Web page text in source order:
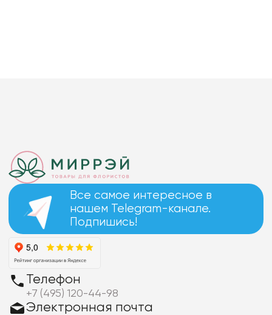
Все самое интересное в
нашем Telegram-канале.
Подпишись!
Телефон
+7 (495) 120-44-98
Электронная почта